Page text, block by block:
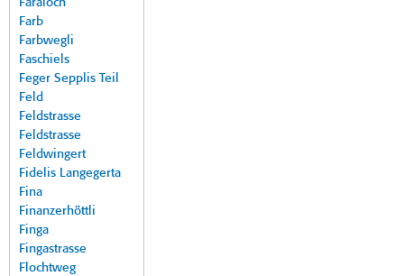
Faraloch
Farb
Farbwegli
Faschiels
Feger Sepplis Teil
Feld
Feldstrasse
Feldstrasse
Feldwingert
Fidelis Langegerta
Fina
Finanzerhöttli
Finga
Fingastrasse
Flochtweg